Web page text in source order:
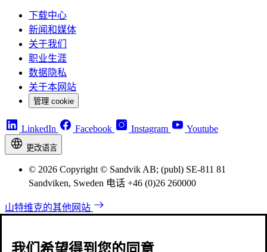
下载中心
新闻和媒体
关于我们
职业生涯
数据隐私
关于本网站
管理 cookie
LinkedIn Facebook Instagram Youtube
更改语言
© 2026 Copyright © Sandvik AB; (publ) SE-811 81
Sandviken, Sweden 电话 +46 (0)26 260000
山特维克的其他网站
我们希望得到您的同意